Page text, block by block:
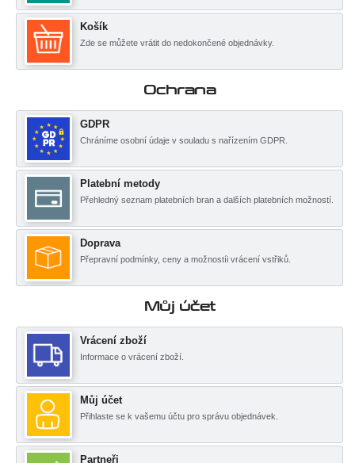
Košík
Zde se můžete vrátit do nedokončené objednávky.
Ochrana
GDPR
Chráníme osobní údaje v souladu s nařízením GDPR.
Platební metody
Přehledný seznam platebních bran a dalších platebních možností.
Doprava
Přepravní podmínky, ceny a možnostíi vrácení vstřiků.
Můj účet
Vrácení zboží
Informace o vrácení zboží.
Můj účet
Přihlaste se k vašemu účtu pro správu objednávek.
Partneři